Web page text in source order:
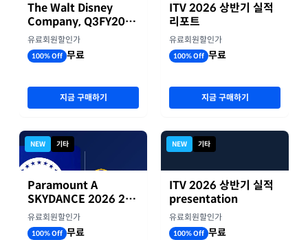
The Walt Disney
Company, Q3FY2026
실적자료
유료회원할인가
100% Off 무료
지금 구매하기
NEW 기타
Paramount A
SKYDANCE 2026 2분
기 실적
유료회원할인가
100% Off 무료
ITV 2026 상반기 실적
리포트
유료회원할인가
100% Off 무료
지금 구매하기
NEW 기타
ITV 2026 상반기 실적
presentation
유료회원할인가
100% Off 무료